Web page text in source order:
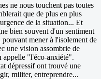
ne nous touchent pas toutes
que de plus en plus
de la situation... Et
bien souvent d'un sentiment
mener à l'isolement de
une vision assombrie de
appelle "l'éco-anxiété".
dépressif ont trouvé une
militer, entreprendre...